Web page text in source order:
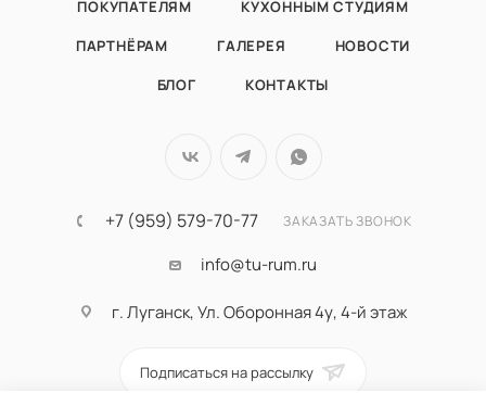
ПОКУПАТЕЛЯМ
КУХОННЫМ СТУДИЯМ
ПАРТНЁРАМ
ГАЛЕРЕЯ
НОВОСТИ
БЛОГ
КОНТАКТЫ
+7 (959) 579-70-77 ЗАКАЗАТЬ ЗВОНОК
info@tu-rum.ru
г. Луганск, Ул. Оборонная 4у, 4-й этаж
Подписаться на рассылку